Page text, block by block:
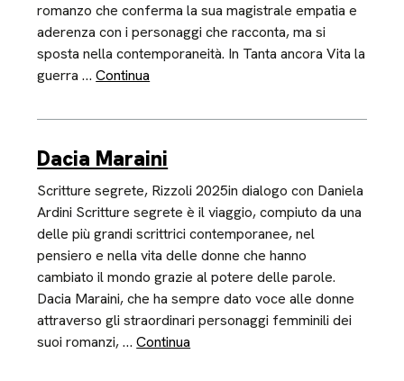
romanzo che conferma la sua magistrale empatia e
aderenza con i personaggi che racconta, ma si
sposta nella contemporaneità. In Tanta ancora Vita la
guerra …Continua
Dacia Maraini
Scritture segrete, Rizzoli 2025in dialogo con Daniela
Ardini Scritture segrete è il viaggio, compiuto da una
delle più grandi scrittrici contemporanee, nel
pensiero e nella vita delle donne che hanno
cambiato il mondo grazie al potere delle parole.
Dacia Maraini, che ha sempre dato voce alle donne
attraverso gli straordinari personaggi femminili dei
suoi romanzi, …Continua